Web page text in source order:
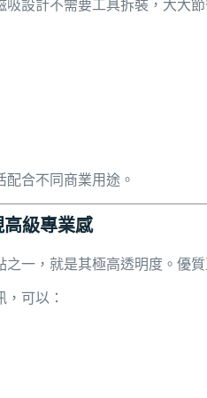
設計不需要工具拆裝，大大
合不同商業用途。
級專業感
之一，就是其極高透明度。優
可以：